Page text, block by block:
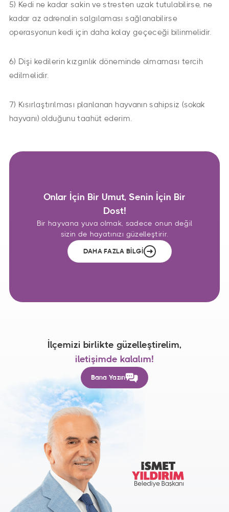
5) Kedi ne kadar sakin ve stresten uzak tutulabilirse, ne
kadar az adrenalin salgılaması sağlanabilirse
operasyonun kedi için daha kolay geçeceği bilinmelidir.
6) Dişi kedilerin kızgınlık döneminde olmaması tercih
edilmelidir.
7) Kısırlaştırılması planlanan hayvanın sahipsiz (sokak
hayvanı) olduğunu taahüt ederim.
Onlar İçin Bir Umut, Senin İçin Bir
Dost!
Bir hayvana yuva olmak, sadece onun değil
sizin de hayatınızı güzelleştirir.
DAHA FAZLA BİLGİ
İlçemizi birlikte güzelleştirelim,
iletişimde kalalım!
Bana Yazın